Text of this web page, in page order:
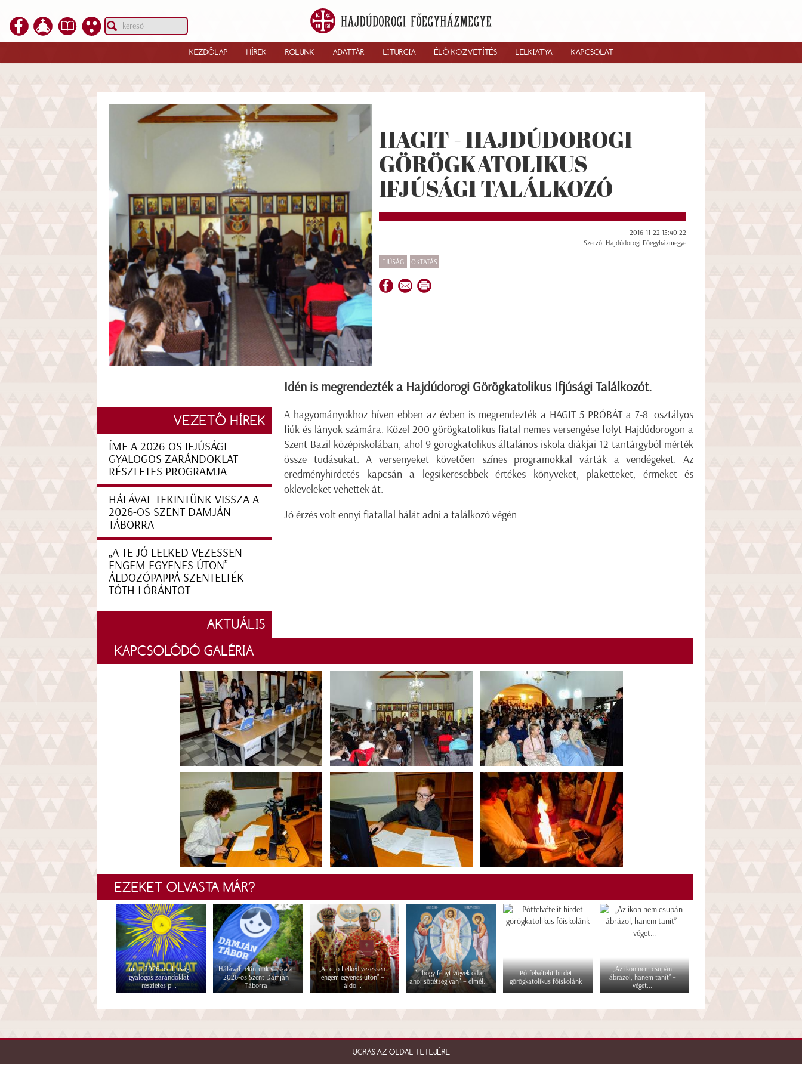
KEZDŐLAP HÍREK RÓLUNK ADATTÁR LITURGIA ÉLŐ KÖZVETÍTÉS LELKIATYA KAPCSOLAT
HAGIT - HAJDÚDOROGI
GÖRÖGKATOLIKUS
IFJÚSÁGI TALÁLKOZÓ
2016-11-22 15:40:22
Szerző: Hajdúdorogi Főegyházmegye
IFJÚSÁGI OKTATÁS
Idén is megrendezték a Hajdúdorogi Görögkatolikus Ifjúsági Találkozót.
A hagyományokhoz híven ebben az évben is megrendezték a HAGIT 5 PRÓBÁT a 7-8. osztályos
fiúk és lányok számára. Közel 200 görögkatolikus fiatal nemes versengése folyt Hajdúdorogon a
Szent Bazil középiskolában, ahol 9 görögkatolikus általános iskola diákjai 12 tantárgyból mérték
össze tudásukat. A versenyeket követően színes programokkal várták a vendégeket. Az
eredményhirdetés kapcsán a legsikeresebbek értékes könyveket, plaketteket, érmeket és
okleveleket vehettek át.
Jó érzés volt ennyi fiatallal hálát adni a találkozó végén.
VEZETŐ HÍREK
ÍME A 2026-OS IFJÚSÁGI
GYALOGOS ZARÁNDOKLAT
RÉSZLETES PROGRAMJA
HÁLÁVAL TEKINTÜNK VISSZA A
2026-OS SZENT DAMJÁN
TÁBORRA
„A TE JÓ LELKED VEZESSEN
ENGEM EGYENES ÚTON” –
ÁLDOZÓPAPPÁ SZENTELTÉK
TÓTH LÓRÁNTOT
AKTUÁLIS
KAPCSOLÓDÓ GALÉRIA
EZEKET OLVASTA MÁR?
Íme a 2026-os ifjúsági
gyalogos zarándoklat
részletes p...
Hálával tekintünk vissza a
2026-os Szent Damján
Táborra
„A te jó Lelked vezessen
engem egyenes úton” –
áldo...
"...hogy fényt vigyek oda,
ahol sötétség van" – elmél...
Pótfelvételit hirdet
görögkatolikus főiskolánk
„Az ikon nem csupán
ábrázol, hanem tanít” –
véget...
UGRÁS AZ OLDAL TETEJÉRE